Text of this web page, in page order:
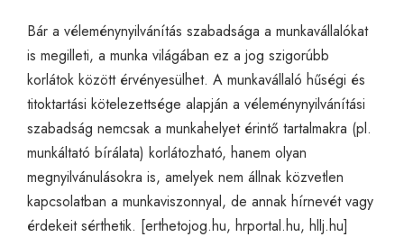
Bár a véleménynyilvánítás szabadsága a munkavállalókat
is megilleti, a munka világában ez a jog szigorúbb
korlátok között érvényesülhet. A munkavállaló hűségi és
titoktartási kötelezettsége alapján a véleménynyilvánítási
szabadság nemcsak a munkahelyet érintő tartalmakra (pl.
munkáltató bírálata) korlátozható, hanem olyan
megnyilvánulásokra is, amelyek nem állnak közvetlen
kapcsolatban a munkaviszonnyal, de annak hírnevét vagy
érdekeit sérthetik. [erthetojog.hu, hrportal.hu, hllj.hu]